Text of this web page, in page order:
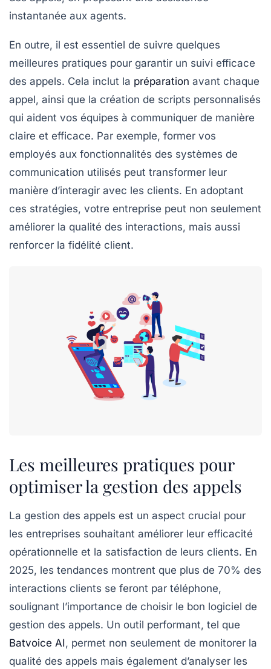
instantanée aux agents.
En outre, il est essentiel de suivre quelques
meilleures pratiques pour garantir un suivi efficace
des appels. Cela inclut la préparation avant chaque
appel, ainsi que la création de scripts personnalisés
qui aident vos équipes à communiquer de manière
claire et efficace. Par exemple, former vos
employés aux fonctionnalités des systèmes de
communication utilisés peut transformer leur
manière d’interagir avec les clients. En adoptant
ces stratégies, votre entreprise peut non seulement
améliorer la qualité des interactions, mais aussi
renforcer la fidélité client.
Les meilleures pratiques pour
optimiser la gestion des appels
La gestion des appels est un aspect crucial pour
les entreprises souhaitant améliorer leur efficacité
opérationnelle et la satisfaction de leurs clients. En
2025, les tendances montrent que plus de 70% des
interactions clients se feront par téléphone,
soulignant l’importance de choisir le bon logiciel de
gestion des appels. Un outil performant, tel que
Batvoice AI , permet non seulement de monitorer la
qualité des appels mais également d’analyser les